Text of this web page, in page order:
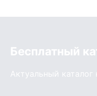
Бесплатный
Актуальный